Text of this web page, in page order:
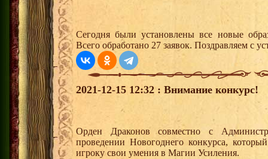
Сегодня были установлены все новые
Всего обработано 27 заявок. Поздравляем с
2021-12-15 12:32 : Внимание конкурс!
Орден Драконов совместно с
проведении Новогоднего конкурса,
игроку свои умения в Магии Усиления.